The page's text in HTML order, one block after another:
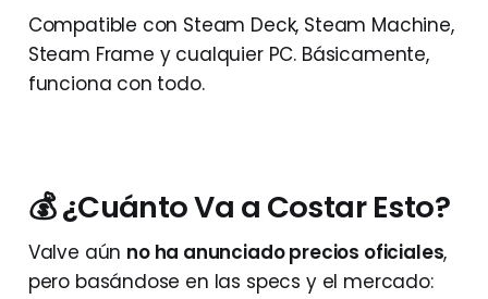
Compatible con Steam Deck, Steam Machine,
Steam Frame y cualquier PC. Básicamente,
funciona con todo.
💰 ¿Cuánto Va a Costar Esto?
Valve aún no ha anunciado precios oficiales,
pero basándose en las specs y el mercado: